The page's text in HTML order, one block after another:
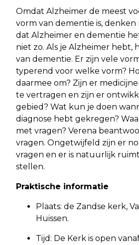
Omdat Alzheimer de meest
vorm van dementie is, denken
dat Alzheimer en dementie
niet zo. Als je Alzheimer hebt,
van dementie. Er zijn vele
typerend voor welke vorm?
daarmee om? Zijn er
te vertragen en zijn er
gebied? Wat kun je doen
diagnose hebt gekregen?
met vragen? Verena
vragen. Ongetwijfeld zijn er
vragen en er is natuurlijk
stellen.
Praktische informatie
Plaats: de Zandse kerk,
Huissen.
Tijd: De Kerk is open